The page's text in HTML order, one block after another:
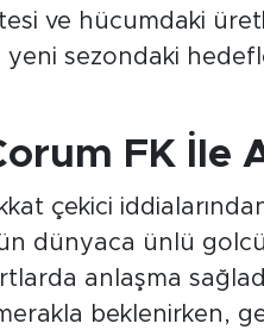
ve hücumdaki
sezondaki
FK İle
çekici
dünyaca ünlü
anlaşma
beklenirken,